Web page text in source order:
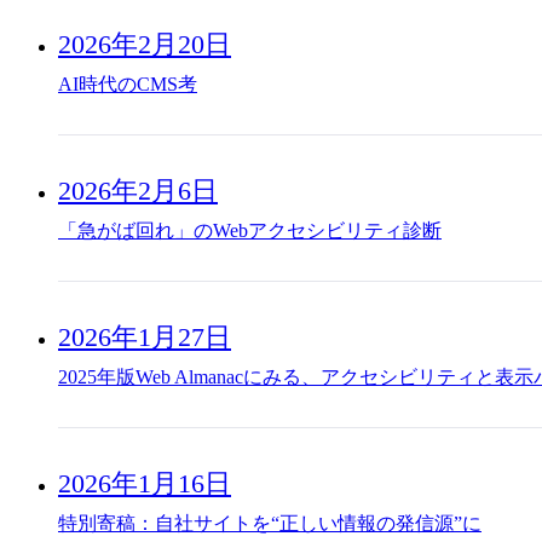
2026年2月20日
AI時代のCMS考
2026年2月6日
「急がば回れ」のWebアクセシビリティ診断
2026年1月27日
2025年版Web Almanacにみる、アクセシビリティと表
2026年1月16日
特別寄稿：自社サイトを“正しい情報の発信源”に